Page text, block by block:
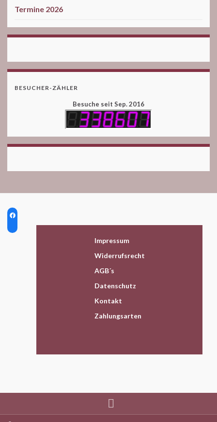
Termine 2026
BESUCHER-ZÄHLER
Besuche seit Sep. 2016
Impressum
Widerrufsrecht
AGB´s
Datenschutz
Kontakt
Zahlungsarten